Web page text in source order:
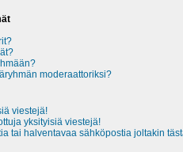
moderaattoriksi?
viestejä!
yksityisiä viestejä!
tai halventavaa sähköpostia joltakin